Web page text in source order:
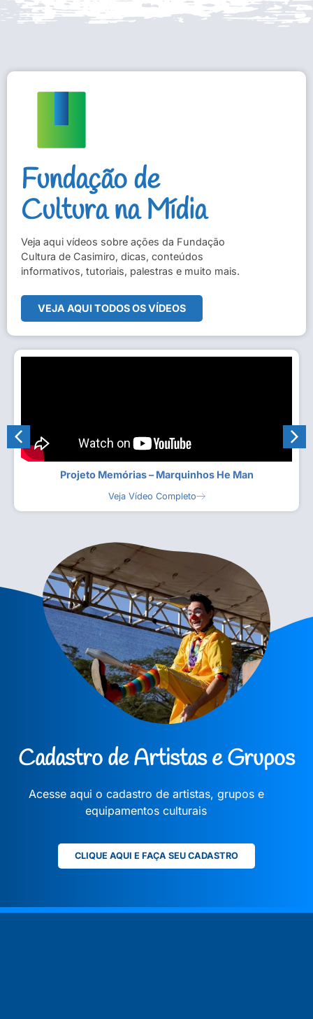
Fundação de
Cultura na Mídia
Veja aqui vídeos sobre ações da Fundação
Cultura de Casimiro, dicas, conteúdos
informativos, tutoriais, palestras e muito mais.
VEJA AQUI TODOS OS VÍDEOS
Projeto Memórias – Marquinhos He Man
Veja Vídeo Completo
Cadastro de Artistas e Grupos
Acesse aqui o cadastro de artistas, grupos e
equipamentos culturais
CLIQUE AQUI E FAÇA SEU CADASTRO